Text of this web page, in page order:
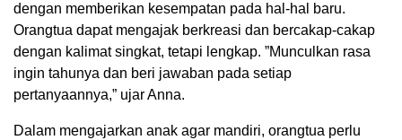
dengan memberikan kesempatan pada hal-hal baru.
Orangtua dapat mengajak berkreasi dan bercakap-cakap
dengan kalimat singkat, tetapi lengkap. ”Munculkan rasa
ingin tahunya dan beri jawaban pada setiap
pertanyaannya,” ujar Anna.
Dalam mengajarkan anak agar mandiri, orangtua perlu